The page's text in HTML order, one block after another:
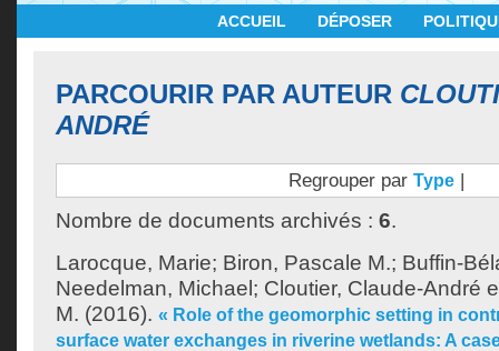
ACCUEIL DÉPOSER
PARCOURIR PAR AUTEUR
ANDRÉ
Regrouper par Type |
Nombre de documents archivés : 6.
Larocque, Marie; Biron, Pascale M.; Buffin-
Needelman, Michael ; Cloutier, Claude-André
M. (2016). « Role of the geomorphic setting in
surface water exchanges in riverine wetlands: A